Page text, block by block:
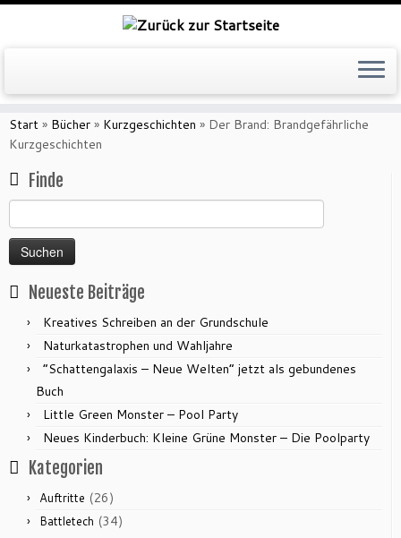
Zum
Inhalt
springen
Start » Bücher » Kurzgeschichten » Der Brand: Brandgefährliche
Kurzgeschichten
Finde
nach:
Neueste Beiträge
Kreatives Schreiben an der Grundschule
Naturkatastrophen und Wahljahre
“Schattengalaxis – Neue Welten” jetzt als gebundenes
Buch
Little Green Monster – Pool Party
Neues Kinderbuch: Kleine Grüne Monster – Die Poolparty
Kategorien
Auftritte (26)
Battletech (34)